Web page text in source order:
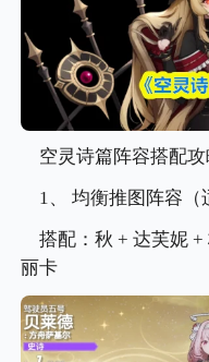
空灵诗篇阵容搭配攻
1、 均衡推图阵容（
搭配：秋 + 达芙妮
丽卡